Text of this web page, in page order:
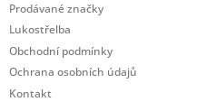
Prodávané značky
Lukostřelba
Obchodní podmínky
Ochrana osobních údajů
Kontakt